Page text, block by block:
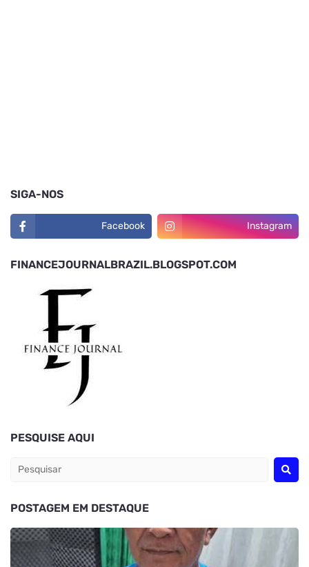
SIGA-NOS
Facebook Instagram
FINANCEJOURNALBRAZIL.BLOGSPOT.COM
PESQUISE AQUI
POSTAGEM EM DESTAQUE